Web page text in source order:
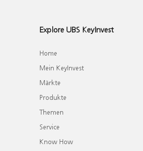
Explore UBS KeyInvest
Home
Mein KeyInvest
Märkte
Produkte
Themen
Service
Know How